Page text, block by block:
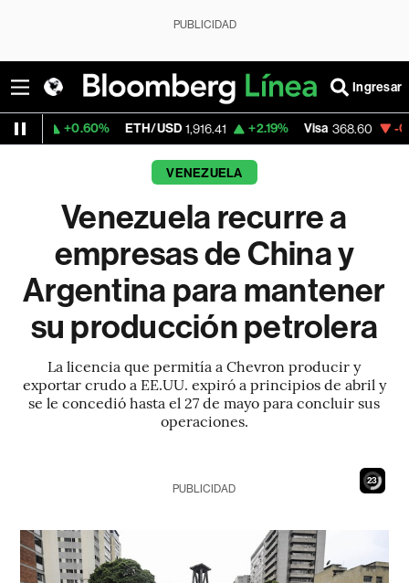
PUBLICIDAD
Ingresar
ETH/USD 1,916.41 +2.19% Visa 368.60 -0.27%
VENEZUELA
Venezuela recurre a
empresas de China y
Argentina para mantener
su producción petrolera
La licencia que permitía a Chevron producir y
exportar crudo a EE.UU. expiró a principios de abril y
se le concedió hasta el 27 de mayo para concluir sus
operaciones.
21
PUBLICIDAD